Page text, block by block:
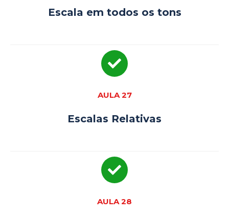
Escala em todos os tons
AULA 27
Escalas Relativas
AULA 28